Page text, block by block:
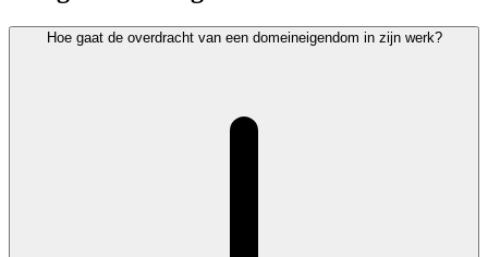
Hoe gaat de overdracht van een domeineigendom in zijn werk?